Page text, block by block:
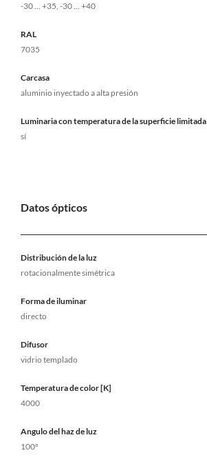
-30 ... +35, -30 ... +40
RAL
7035
Carcasa
aluminio inyectado a alta presión
Luminaria con temperatura de la superficie limitada
sí
Datos ópticos
Distribución de la luz
rotacionalmente simétrica
Forma de iluminar
directo
Difusor
vidrio templado
Temperatura de color [K]
4000
Angulo del haz de luz
100°